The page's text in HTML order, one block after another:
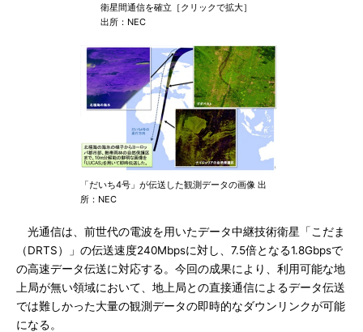
衛星間通信を確立［クリックで拡大］
出所：NEC
「だいち4号」が伝送した観測データの画像 出
所：NEC
光通信は、前世代の電波を用いたデータ中継技術衛星「こだま
（DRTS）」の伝送速度240Mbpsに対し、7.5倍となる1.8Gbpsで
の高速データ伝送に対応する。今回の成果により、利用可能な地
上局が無い領域において、地上局との直接通信によるデータ伝送
では難しかった大量の観測データの即時的なダウンリンクが可能
になる。